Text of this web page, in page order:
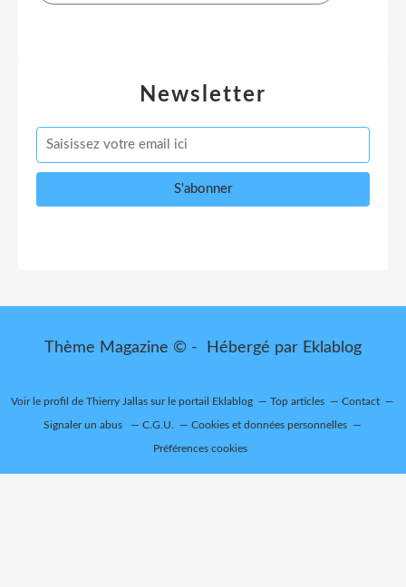
Newsletter
Thème Magazine © - Hébergé par Eklablog
Voir le profil deThierry Jallas sur le portail Eklablog Top articles Contact
Signaler un abus C.G.U. Cookies et données personnelles
Préférences cookies